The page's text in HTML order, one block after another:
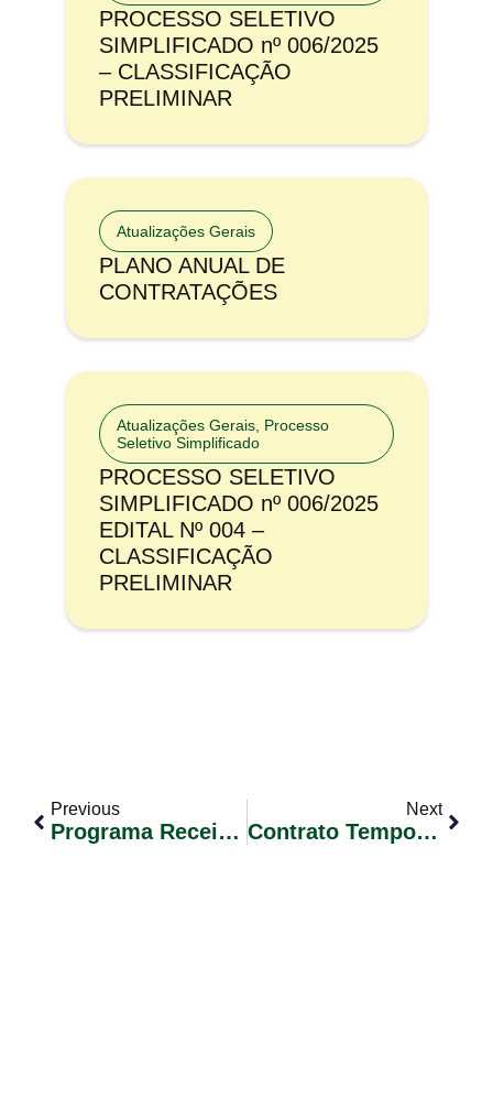
PROCESSO SELETIVO
SIMPLIFICADO nº 006/2025
– CLASSIFICAÇÃO
PRELIMINAR
Atualizações Gerais
PLANO ANUAL DE
CONTRATAÇÕES
Atualizações Gerais Processo
Seletivo Simplificado
PROCESSO SELETIVO
SIMPLIFICADO nº 006/2025
EDITAL Nº 004 –
CLASSIFICAÇÃO
PRELIMINAR
Previous
Programa Receita Certa
Next
Contrato Temporário Conforme Lei Municipal Nº 2251/2023 (Concurso Público 01/2019) Edital De Convocação De Candidatos Nº 009/2023